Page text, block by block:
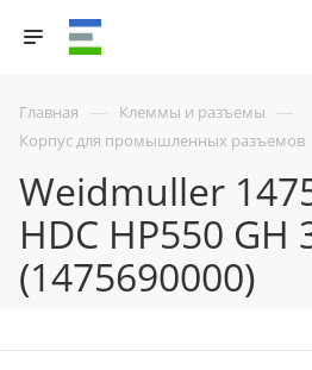
Главная — Клеммы и разъемы —
Корпус для промышленных разъемов
Weidmuller
HDC HP550 GH
(1475690000)